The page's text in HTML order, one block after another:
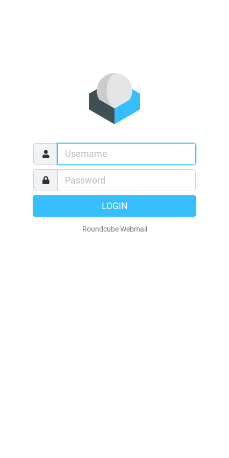
LOGIN
Roundcube Webmail